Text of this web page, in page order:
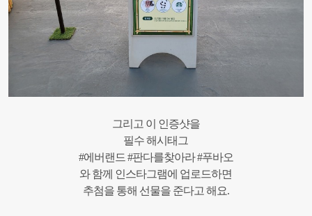
그리고 이 인증샷을
필수 해시태그
#에버랜드 #판다를찾아라 #푸바오
와 함께 인스타그램에 업로드하면
추첨을 통해 선물을 준다고 해요.